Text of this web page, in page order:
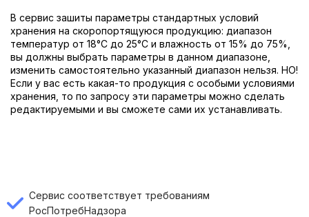
В сервис зашиты параметры стандартных условий
хранения на скоропортящуюся продукцию: диапазон
температур от 18°С до 25°С и влажность от 15% до 75%,
вы должны выбрать параметры в данном диапазоне,
изменить самостоятельно указанный диапазон нельзя. НО!
Если у вас есть какая-то продукция с особыми условиями
хранения, то по запросу эти параметры можно сделать
редактируемыми и вы сможете сами их устанавливать.
Сервис соответствует требованиям
РосПотребНадзора